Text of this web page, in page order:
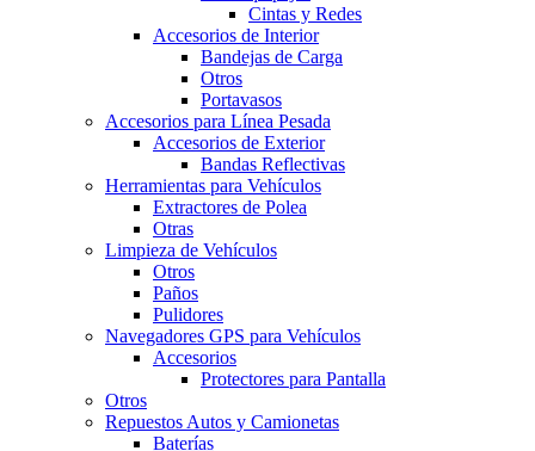
Cintas y Redes
Accesorios de Interior
Bandejas de Carga
Otros
Portavasos
Accesorios para Línea Pesada
Accesorios de Exterior
Bandas Reflectivas
Herramientas para Vehículos
Extractores de Polea
Otras
Limpieza de Vehículos
Otros
Paños
Pulidores
Navegadores GPS para Vehículos
Accesorios
Protectores para Pantalla
Otros
Repuestos Autos y Camionetas
Baterías